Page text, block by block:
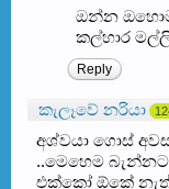
ඔන්න
කල්හාර
Reply
කැලෑවේ නරියා
අශ්වයා ගොස්
..මෙහෙම
එක්කෝ ඕකේ